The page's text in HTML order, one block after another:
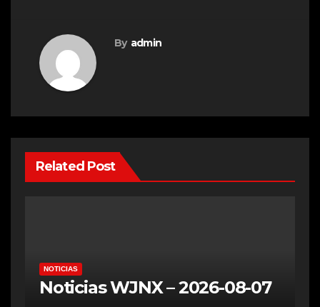
By admin
Related Post
NOTICIAS
Noticias WJNX – 2026-08-07